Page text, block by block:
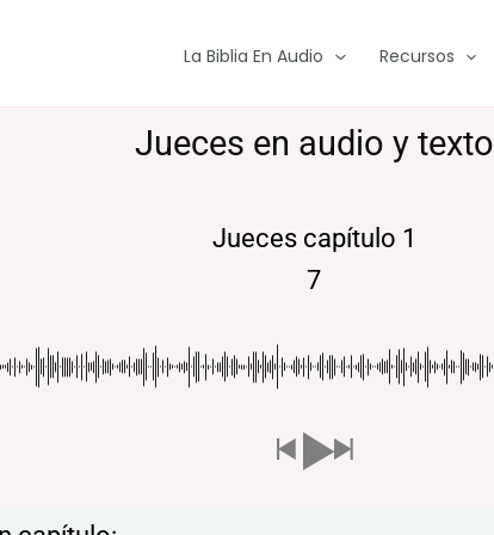
La Biblia En Audio Recursos
Jueces en audio y texto
Jueces capítulo 1
7